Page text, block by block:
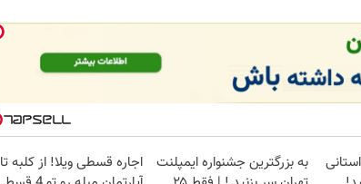
به بزرگترین جشنواره ایمپلنت
اجاره‌ قسطی ویلا! از کلبه تا